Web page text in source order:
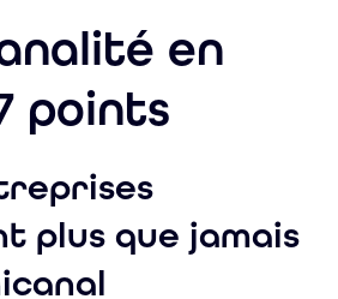
en
points
plus que jamais